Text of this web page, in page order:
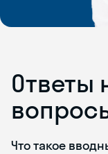
Ответы
Что такое